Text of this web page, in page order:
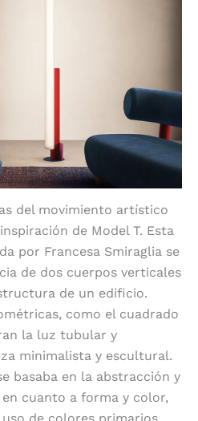
del movimiento artístico
de Model T. Esta
por Francesa Smiraglia se
de dos cuerpos verticales
de un edificio.
como el cuadrado
la luz tubular y
minimalista y escultural.
basaba en la abstracción y
cuanto a forma y color,